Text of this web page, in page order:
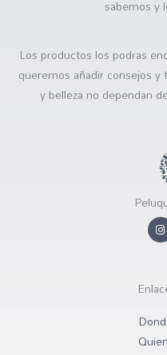
sabemos y
Los productos los podras
queremos añadir consejos
y belleza no dependan
In
s
ra